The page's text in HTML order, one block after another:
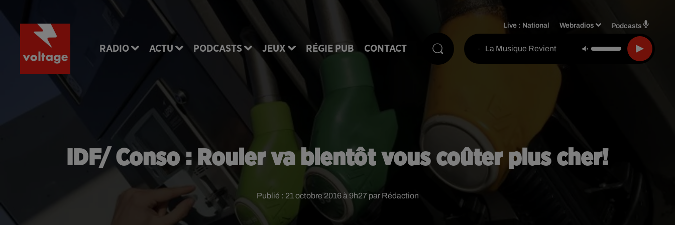
RADIO ACTU PODCASTS JEUX RÉGIE PUB CONTACT
Live : National Webradios Podcasts
- La Musique Revient
IDF/ Conso : Rouler va bientôt vous coûter plus cher!
Publié : 21 octobre 2016 à 9h27 par Rédaction